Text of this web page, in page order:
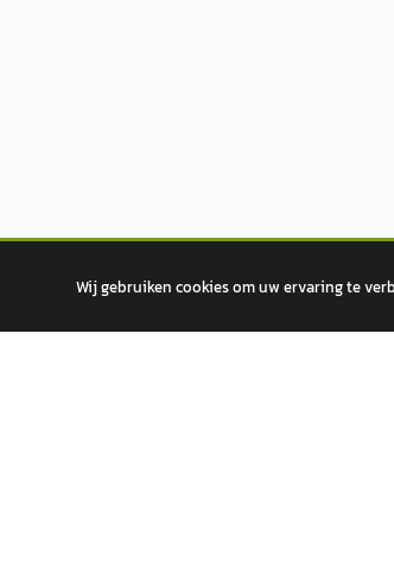
Wij gebruiken cookies om uw ervaring te